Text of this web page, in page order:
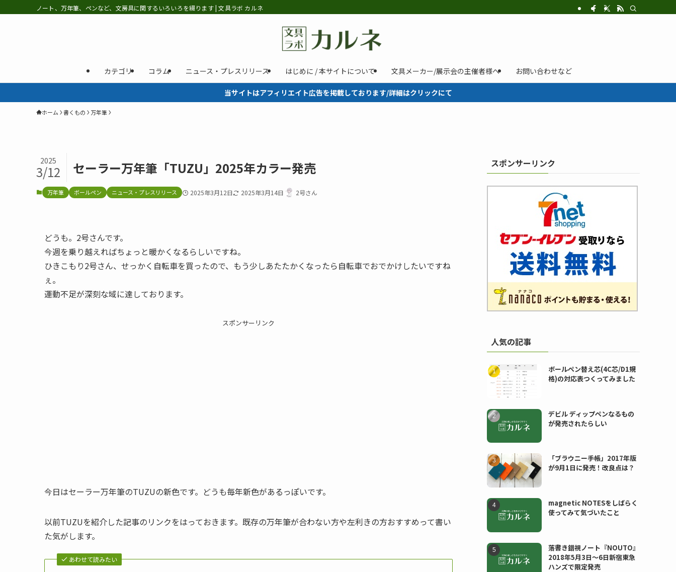
ノート、万年筆、ペンなど、文房具に関するいろいろを綴ります | 文具ラボ カルネ
カテゴリ コラム ニュース・プレスリリース はじめに / 本サイトについて 文具メーカー/展示会の主催者様へ お問い合わせなど
当サイトはアフィリエイト広告を掲載しております/詳細はクリックにて
ホーム 書くもの 万年筆
セーラー万年筆「TUZU」2025年カラー発売
2025
3/12
万年筆 ボールペン ニュース・プレスリリース 2025年3月12日 2025年3月14日 2号さん
どうも。2号さんです。
今週を乗り越えればちょっと暖かくなるらしいですね。
ひきこもり2号さん、せっかく自転車を買ったので、もう少しあたたかくなったら自転車でおでかけしたいですね
ぇ。
運動不足が深刻な域に達しております。
スポンサーリンク
今日はセーラー万年筆のTUZUの新色です。どうも毎年新色があるっぽいです。
以前TUZUを紹介した記事のリンクをはっておきます。既存の万年筆が合わない方や左利きの方おすすめって書い
た気がします。
あわせて読みたい
スポンサーリンク
人気の記事
ボールペン替え芯(4C芯/D1規
格)の対応表つくってみました
デビル ディップペンなるもの
が発売されたらしい
「ブラウニー手帳」2017年版
が9月1日に発売！改良点は？
magnetic NOTESをしばらく
使ってみて気づいたこと
落書き錯視ノート『NOUTO』
2018年5月3日〜6日新宿東急
ハンズで限定発売